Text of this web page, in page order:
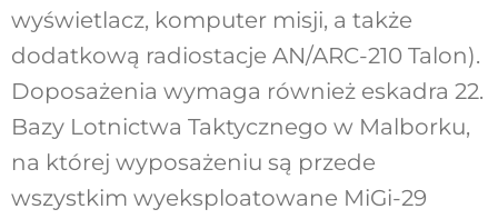
wyświetlacz, komputer misji, a także
dodatkową radiostacje AN/ARC-210 Talon).
Doposażenia wymaga również eskadra 22.
Bazy Lotnictwa Taktycznego w Malborku,
na której wyposażeniu są przede
wszystkim wyeksploatowane MiGi-29